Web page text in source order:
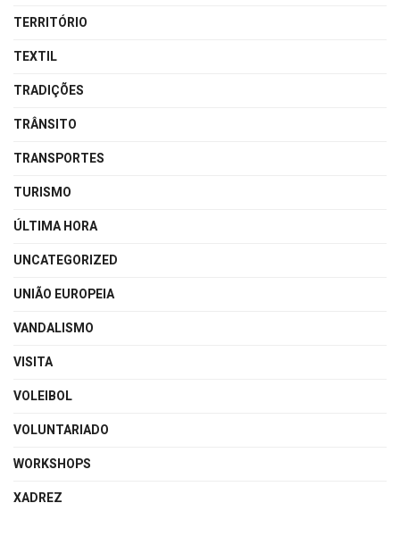
TERRITÓRIO
TEXTIL
TRADIÇÕES
TRÂNSITO
TRANSPORTES
TURISMO
ÚLTIMA HORA
UNCATEGORIZED
UNIÃO EUROPEIA
VANDALISMO
VISITA
VOLEIBOL
VOLUNTARIADO
WORKSHOPS
XADREZ